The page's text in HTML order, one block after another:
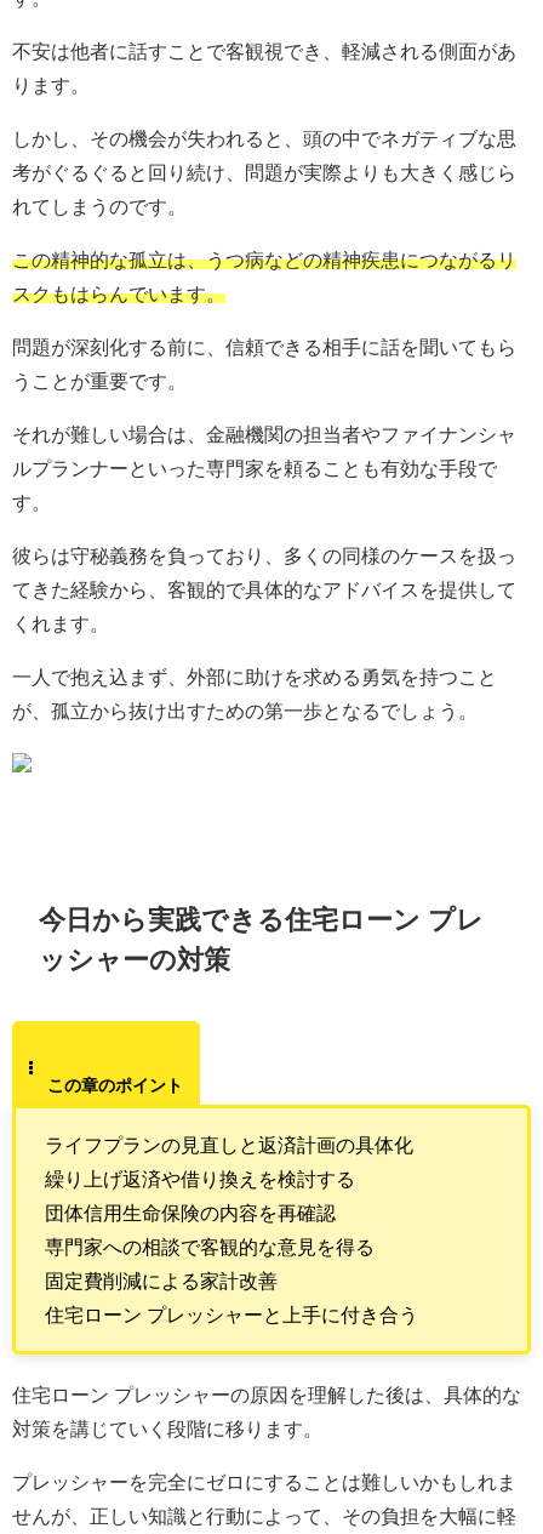
不安は他者に話すことで客観視でき、軽減される側面があ
ります。
しかし、その機会が失われると、頭の中でネガティブな思
考がぐるぐると回り続け、問題が実際よりも大きく感じら
れてしまうのです。
この精神的な孤立は、うつ病などの精神疾患につながるリ
スクもはらんでいます。
問題が深刻化する前に、信頼できる相手に話を聞いてもら
うことが重要です。
それが難しい場合は、金融機関の担当者やファイナンシャ
ルプランナーといった専門家を頼ることも有効な手段で
す。
彼らは守秘義務を負っており、多くの同様のケースを扱っ
てきた経験から、客観的で具体的なアドバイスを提供して
くれます。
一人で抱え込まず、外部に助けを求める勇気を持つこと
が、孤立から抜け出すための第一歩となるでしょう。
今日から実践できる住宅ローン プレ
ッシャーの対策
この章のポイント
ライフプランの見直しと返済計画の具体化
繰り上げ返済や借り換えを検討する
団体信用生命保険の内容を再確認
専門家への相談で客観的な意見を得る
固定費削減による家計改善
住宅ローン プレッシャーと上手に付き合う
住宅ローン プレッシャーの原因を理解した後は、具体的な
対策を講じていく段階に移ります。
プレッシャーを完全にゼロにすることは難しいかもしれま
せんが、正しい知識と行動によって、その負担を大幅に軽